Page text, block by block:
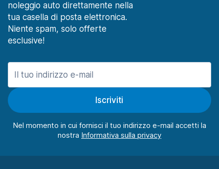
noleggio auto direttamente nella
tua casella di posta elettronica.
Niente spam, solo offerte
esclusive!
Iscriviti
Nel momento in cui fornisci il tuo indirizzo e-mail accetti la
nostra